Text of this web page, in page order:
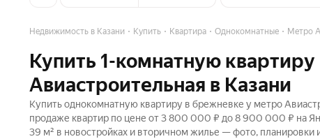
Недвижимость в Казани Купить Квартира Однокомнатные Метро
Купить 1-комнатную
Авиастроительная в Казани
Купить однокомнатную квартиру в брежневке у метро
продаже квартир по цене от 3 800 000 ₽ до 8 900 000 ₽ на
39 м² в новостройках и вторичном жилье — фото, планировки